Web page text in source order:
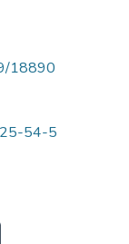
18890
54-5